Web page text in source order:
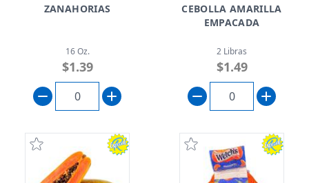
ZANAHORIAS
16 Oz.
$1.39
CEBOLLA AMARILLA
EMPACADA
2 Libras
$1.49